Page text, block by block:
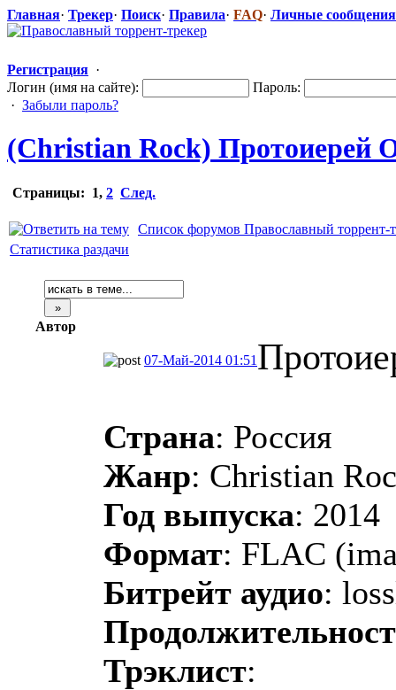
Главная· Трекер· Поиск· Правила· FAQ· Личные сообщения
Регистрация ·
Логин (имя на сайте):
Пароль:
· Забыли пароль?
(Christian Rock) Протоиерей
Страницы: 1, 2 След.
Список форумов Православный торрент-
Статистика раздачи
Автор
07-Май-2014 01:51
Страна: Россия
Жанр: Christian
Год выпуска: 2014
Формат: FLAC
Битрейт аудио:
Трэклист: